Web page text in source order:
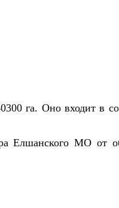
га. Оно входит в
Елшанского МО от